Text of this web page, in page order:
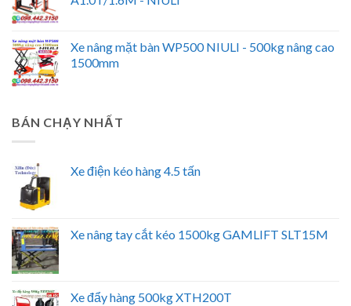
Xe nâng mặt bàn WP500 NIULI - 500kg nâng cao
1500mm
BÁN CHẠY NHẤT
Xe điện kéo hàng 4.5 tấn
Xe nâng tay cắt kéo 1500kg GAMLIFT SLT15M
Xe đẩy hàng 500kg XTH200T